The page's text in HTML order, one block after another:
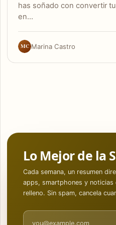
has soñado con convertir
en…
MC Marina Castro
Lo Mejor de la
Cada semana, un resumen
apps, smartphones y noticias
relleno. Sin spam, cancela
Email address